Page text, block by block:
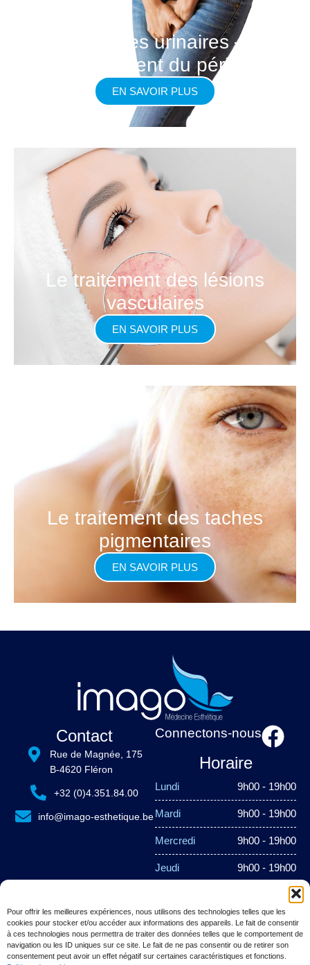
Pour offrir les meilleures expériences, nous utilisons des technologies telles que les
cookies pour stocker et/ou accéder aux informations des appareils. Le fait de consentir
à ces technologies nous permettra de traiter des données telles que le comportement de
navigation ou les ID uniques sur ce site. Le fait de ne pas consentir ou de retirer son
consentement peut avoir un effet négatif sur certaines caractéristiques et fonctions.
Les fuites urinaires –
Relâchement du périnée
EN SAVOIR PLUS
Le traitement des lésions
vasculaires
EN SAVOIR PLUS
Le traitement des taches
pigmentaires
EN SAVOIR PLUS
Contact
Rue de Magnée, 175
B-4620 Fléron
+32 (0)4.351.84.00
info@imago-esthetique.be
Connectons-nous
Horaire
Lundi 9h00 - 19h00
Mardi 9h00 - 19h00
Mercredi 9h00 - 19h00
Jeudi 9h00 - 19h00
9h00 - 19h00
Samedi Fermé
Dimanche Fermé